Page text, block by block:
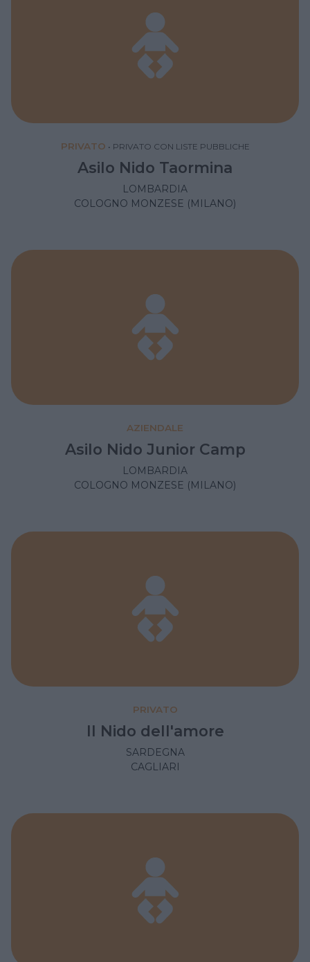
PRIVATO • PRIVATO CON LISTE PUBBLICHE
Asilo Nido Taormina
LOMBARDIA
COLOGNO MONZESE (MILANO)
AZIENDALE
Asilo Nido Junior Camp
LOMBARDIA
COLOGNO MONZESE (MILANO)
PRIVATO
Il Nido dell'amore
SARDEGNA
CAGLIARI